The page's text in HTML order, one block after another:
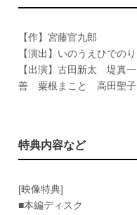
【作】宮藤官九郎
【演出】いのうえひでのり
【出演】古田新太 堤
善 粟根まこと 高田聖
特典内容など
[映像特典]
■本編ディスク